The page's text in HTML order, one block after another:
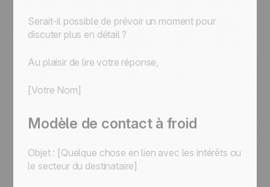
Serait-il possible de prévoir un moment pour
discuter plus en détail ?
Au plaisir de lire votre réponse,
[Votre Nom]
Modèle de contact à froid
Objet : [Quelque chose en lien avec les intérêts ou
le secteur du destinataire]